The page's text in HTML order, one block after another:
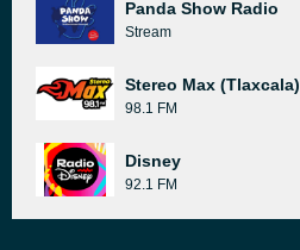
Panda Show Radio
Stream
Stereo Max (Tlaxcala)
98.1 FM
Disney
92.1 FM